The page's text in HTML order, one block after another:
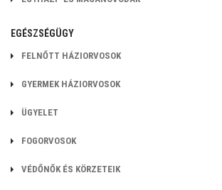
EGÉSZSÉGÜGY
FELNŐTT HÁZIORVOSOK
GYERMEK HÁZIORVOSOK
ÜGYELET
FOGORVOSOK
VÉDŐNŐK ÉS KÖRZETEIK